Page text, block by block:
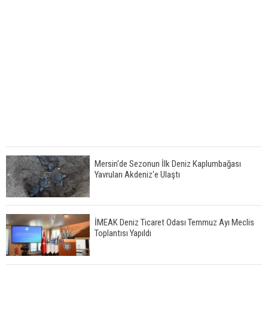
Mersin'de Sezonun İlk Deniz Kaplumbağası
Yavruları Akdeniz'e Ulaştı
İMEAK Deniz Ticaret Odası Temmuz Ayı Meclis
Toplantısı Yapıldı